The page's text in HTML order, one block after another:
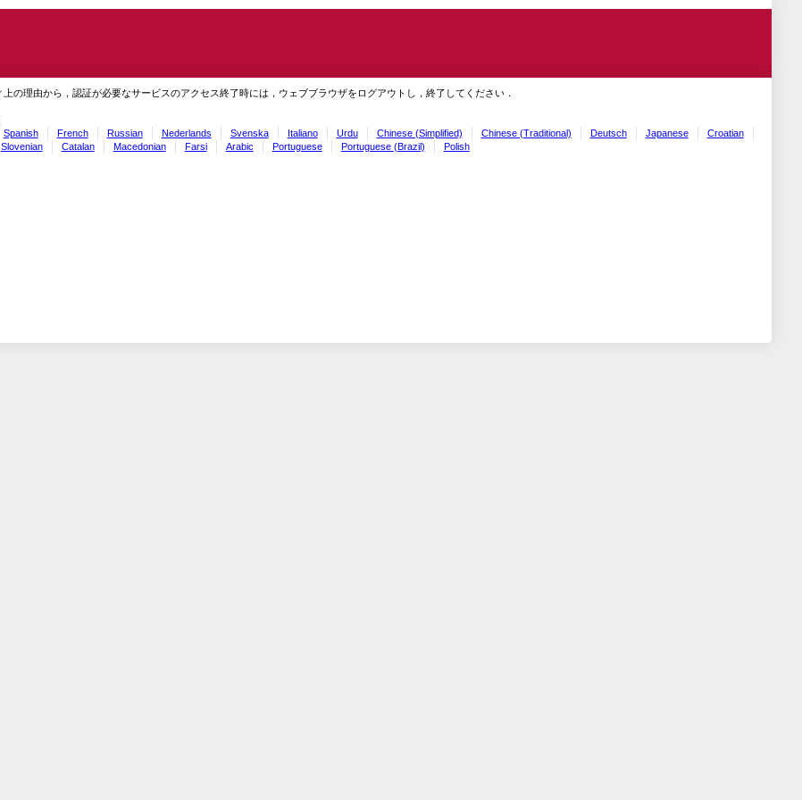
上の理由から，認証が必要なサービスのアクセス終了時には，ウェブブラウザをログアウトし，終了してください．
Spanish French Russian Nederlands Svenska Italiano Urdu Chinese (Simplified) Chinese (Traditional) Deutsch Japanese
Croatian
Slovenian Catalan Macedonian Farsi Arabic Portuguese Portuguese (Brazil) Polish